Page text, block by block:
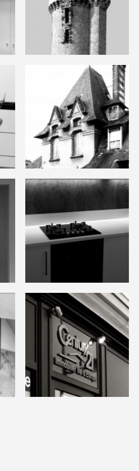
Château de
Montlhéry
Manoir à
Chantilly
Appartement
Agence
Century 21